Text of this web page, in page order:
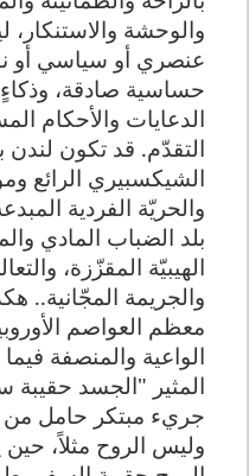
والوحشة
عنصري أو سياسي أو
حساسية صادقة، وذكاءٍ
الدعايات والأحكام
التقدّم. قد تكون لندن
الشيكسبيري الرائع
والحريّة الفردية
بلد الضباب المادي
الهيبيّة المقزّزة،
والجريمة المجّانية..
معظم العواصم
الواعية والمنصفة
المثير "الجسد
جريء مبتكر حامل من
وليس الروح مثلاً،